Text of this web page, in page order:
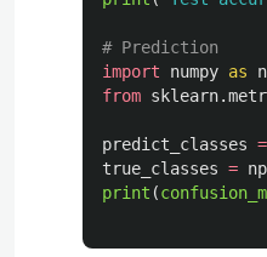
import
numpy as
from
predict_classes =
true_classes = np
print (